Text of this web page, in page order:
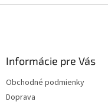
Informácie pre Vás
Obchodné podmienky
Doprava